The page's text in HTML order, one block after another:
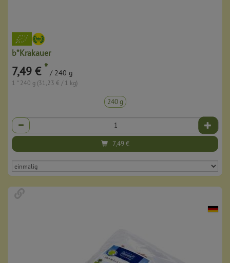
b*Krakauer
7,49 € * / 240 g
1 * 240 g (31,23 € / 1 kg)
240 g
Anzahl
7,49€